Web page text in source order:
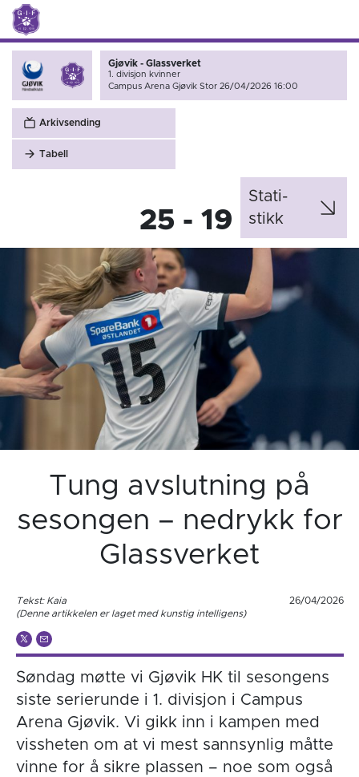
Gjøvik - Glassverket
1. divisjon kvinner
Campus Arena Gjøvik Stor 26/04/2026 16:00
Arkivsending
Tabell
25 - 19
Stati­
stikk
Tung avslutning på
sesongen – nedrykk for
Glassverket
Tekst: Kaia
26/04/2026
(Denne artikkelen er laget med kunstig intelligens)
Søndag møtte vi Gjøvik HK til sesongens
siste serierunde i 1. divisjon i Campus
Arena Gjøvik. Vi gikk inn i kampen med
vissheten om at vi mest sannsynlig måtte
vinne for å sikre plassen – noe som også